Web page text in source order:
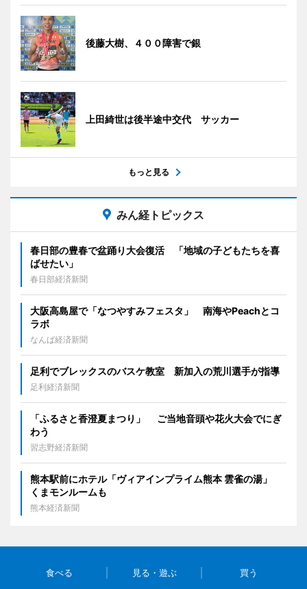
後藤大樹、４００障害で銀
上田綺世は後半途中交代 サッカー
もっと見る
みん経トピックス
春日部の豊春で盆踊り大会復活 「地域の子どもたちを喜
ばせたい」
春日部経済新聞
大阪高島屋で「なつやすみフェスタ」 南海やPeachとコ
ラボ
なんば経済新聞
足利でブレックスのバスケ教室 新加入の荒川選手が指導
足利経済新聞
「ふるさと香澄夏まつり」 ご当地音頭や花火大会でにぎ
わう
習志野経済新聞
熊本駅前にホテル「ヴィアインプライム熊本 雲雀の湯」
くまモンルームも
熊本経済新聞
食べる 見る・遊ぶ 買う